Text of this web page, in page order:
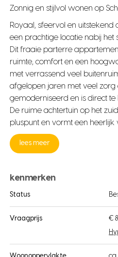
Zonnig en stijlvol wonen op
Royaal, sfeervol en
een prachtige locatie nabij het
Dit fraaie parterre
ruimte, comfort en een
met verrassend veel
afgelopen jaren met veel zorg
gemoderniseerd en is direct te
De ruime achtertuin op het
pluspunt en vormt een heerlijk
lees meer
kenmerken
Status
Vraagprijs
€